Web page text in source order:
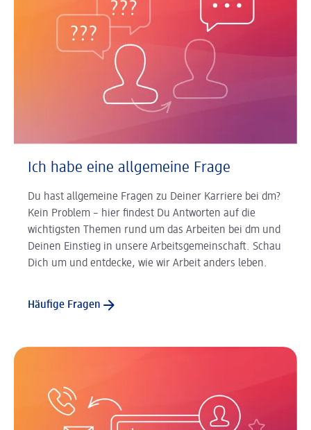
Ich habe eine allgemeine Frage
Du hast allgemeine Fragen zu Deiner Karriere bei dm?
Kein Problem – hier findest Du Antworten auf die
wichtigsten Themen rund um das Arbeiten bei dm und
Deinen Einstieg in unsere Arbeitsgemeinschaft. Schau
Dich um und entdecke, wie wir Arbeit anders leben.
Häufige Fragen